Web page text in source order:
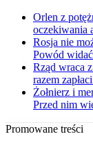
Orlen z
oczekiwania
Rosja nie
Powód
Rząd wraca
razem
Żołnierz i
Przed nim
Promowane treści